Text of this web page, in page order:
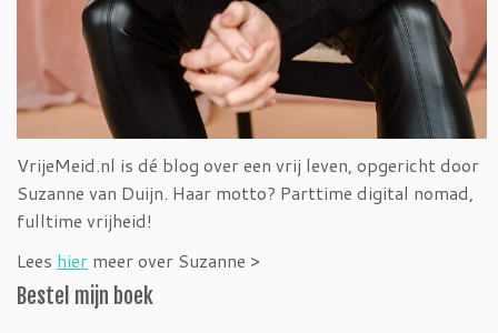
VrijeMeid.nl is dé blog over een vrij leven, opgericht door
Suzanne van Duijn. Haar motto? Parttime digital nomad,
fulltime vrijheid!
Lees hier meer over Suzanne >
Bestel mijn boek